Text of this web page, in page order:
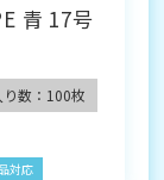
青 17号
り数：100枚
対応